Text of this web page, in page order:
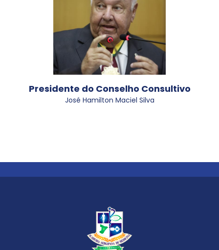
Presidente do Conselho Consultivo
José Hamilton Maciel Silva